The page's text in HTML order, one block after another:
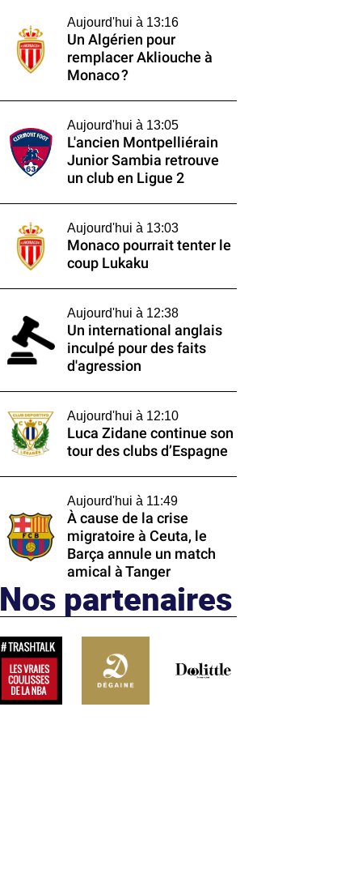
Aujourd'hui à 13:16
Un Algérien pour
remplacer Akliouche à
Monaco ?
Aujourd'hui à 13:05
L'ancien Montpelliérain
Junior Sambia retrouve
un club en Ligue 2
Aujourd'hui à 13:03
Monaco pourrait tenter le
coup Lukaku
Aujourd'hui à 12:38
Un international anglais
inculpé pour des faits
d'agression
Aujourd'hui à 12:10
Luca Zidane continue son
tour des clubs d’Espagne
Aujourd'hui à 11:49
À cause de la crise
migratoire à Ceuta, le
Barça annule un match
amical à Tanger
Nos partenaires